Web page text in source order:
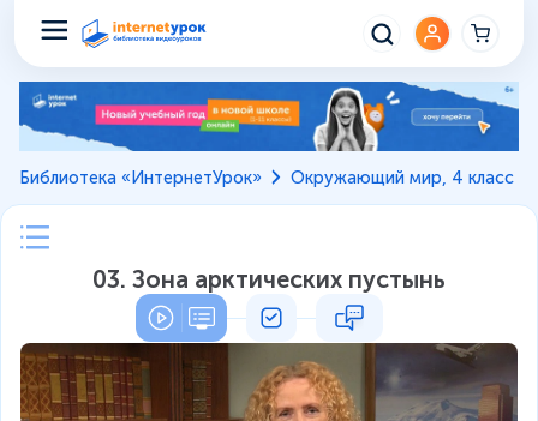
Библиотека «ИнтернетУрок» Окружающий мир, 4 класс
03. Зона арктических пустынь